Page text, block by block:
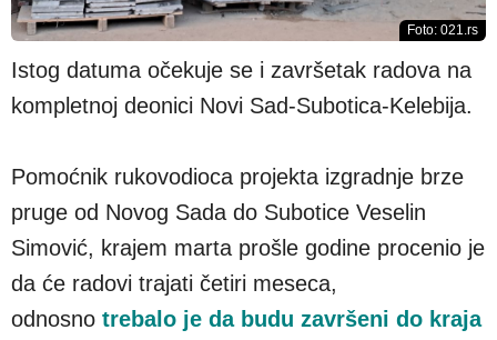
Foto: 021.rs
Istog datuma očekuje se i završetak radova na
kompletnoj deonici Novi Sad-Subotica-Kelebija.
Pomoćnik rukovodioca projekta izgradnje brze
pruge od Novog Sada do Subotice Veselin
Simović, krajem marta prošle godine procenio je
da će radovi trajati četiri meseca,
odnosno trebalo je da budu završeni do kraja